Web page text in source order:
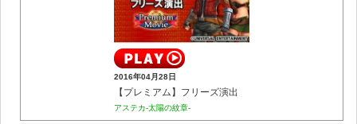
2016年04月28日
【プレミアム】フリーズ演出
アステカ-太陽の紋章-